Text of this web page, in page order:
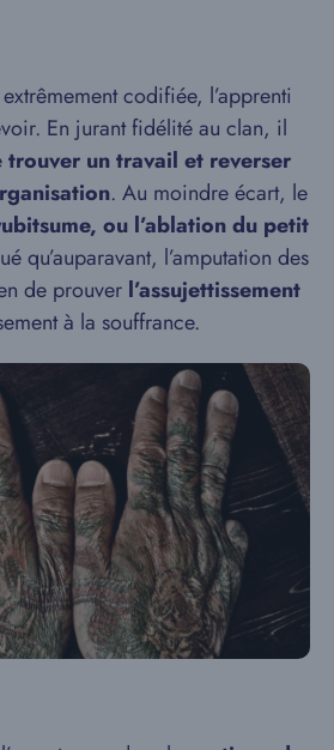
codifiée, l’apprenti
En jurant fidélité au clan, il
trouver un travail et reverser
. Au moindre écart, le
ou l’ablation du petit
qu’auparavant, l’amputation des
de prouver l’assujettissement
à la souffrance.